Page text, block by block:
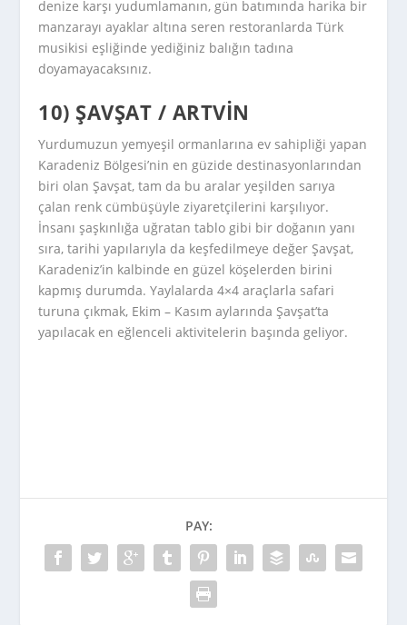
denize karşı yudumlamanın, gün batımında harika bir
manzarayı ayaklar altına seren restoranlarda Türk
musikisi eşliğinde yediğiniz balığın tadına
doyamayacaksınız.
10) ŞAVŞAT / ARTVIN
Yurdumuzun yemyeşil ormanlarına ev sahipliği yapan
Karadeniz Bölgesi’nin en güzide destinasyonlarından
biri olan Şavşat, tam da bu aralar yeşilden sarıya
çalan renk cümbüşüyle ziyaretçilerini karşılıyor.
İnsanı şaşkınlığa uğratan tablo gibi bir doğanın yanı
sıra, tarihi yapılarıyla da keşfedilmeye değer Şavşat,
Karadeniz’in kalbinde en güzel köşelerden birini
kapmış durumda. Yaylalarda 4×4 araçlarla safari
turuna çıkmak, Ekim – Kasım aylarında Şavşat’ta
yapılacak en eğlenceli aktivitelerin başında geliyor.
PAY: